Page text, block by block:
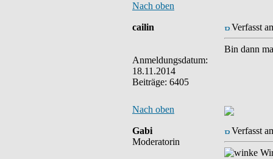
Nach oben
cailin
Anmeldungsdatum:
18.11.2014
Beiträge: 6405
Verfasst
Bin dann
Nach oben
Gabi
Moderatorin
Verfasst